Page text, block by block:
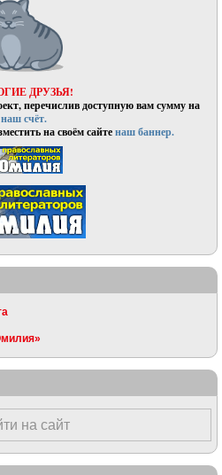
ДРУЗЬЯ!
перечислив доступную вам сумму на
наш счёт.
на своём сайтенаш баннер.
на сайт